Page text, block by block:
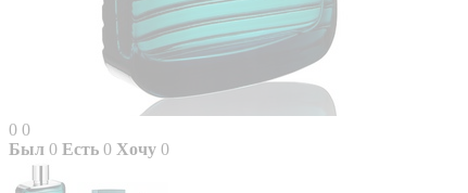
0 0
Был 0 Есть 0 Хочу 0